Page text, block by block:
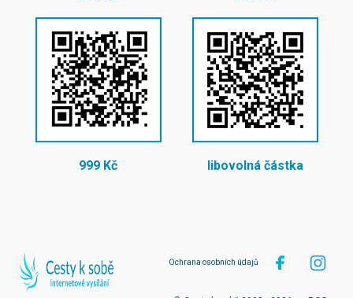
999 Kč libovolná částka
Ochrana osobních údajů